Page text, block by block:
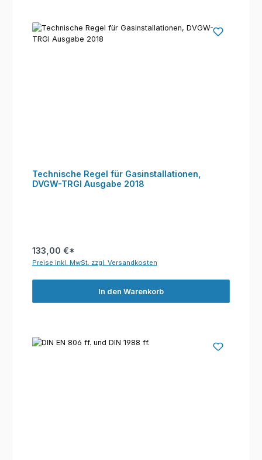
Technische Regel für Gasinstallationen,
DVGW-TRGI Ausgabe 2018
133,00 €*
Preise inkl. MwSt. zzgl. Versandkosten
In den Warenkorb